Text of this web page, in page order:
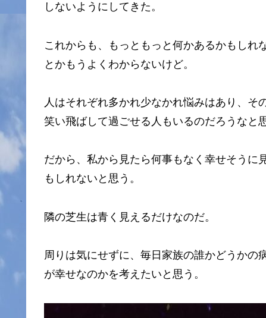
しないようにしてきた。
これからも、もっともっと何かあるかもし
とかもうよくわからないけど。
人はそれぞれ多かれ少なかれ悩みはあり、
笑い飛ばして過ごせる人もいるのだろうなと思
だから、私から見たら何事もなく幸せそうに
もしれないと思う。
隣の芝生は青く見えるだけなのだ。
周りは気にせずに、毎日家族の誰かどうかの
が幸せなのかを考えたいと思う。